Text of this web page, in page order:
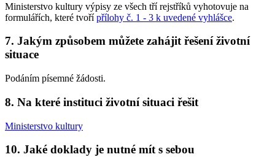
Ministerstvo kultury výpisy ze všech tří rejstříků vyhotovuje na
formulářích, které tvořípřílohy č. 1 - 3 k uvedené vyhlášce.
7. Jakým způsobem můžete zahájit řešení životní
situace
Podáním písemné žádosti.
8. Na které instituci životní situaci řešit
Ministerstvo kultury
10. Jaké doklady je nutné mít s sebou